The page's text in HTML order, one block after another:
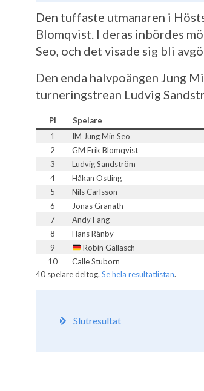
Den tuffaste utmanaren i
Blomqvist. I deras inbördes
Seo, och det visade sig bli
Den enda halvpoängen Jung
turneringstrean Ludvig
Pl Spelare
1
IM Jung Min Seo
2
GM Erik Blomqvist
3
Ludvig Sandström
4
Håkan Östling
5
Nils Carlsson
6
Jonas Granath
7
Andy Fang
8
Hans Rånby
9
Robin Gallasch
10
Calle Stuborn
40 spelare deltog. Se hela resultatlistan.
Slutresultat